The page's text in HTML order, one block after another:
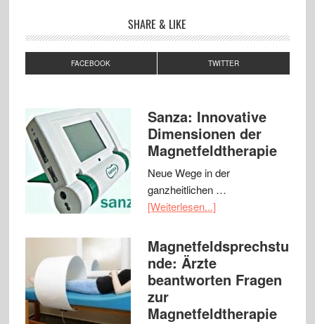
SHARE & LIKE
FACEBOOK TWITTER
Sanza: Innovative
Dimensionen der
Magnetfeldtherapie
Neue Wege in der
ganzheitlichen …
[Weiterlesen...]
Magnetfeldsprechstu
nde: Ärzte
beantworten Fragen
zur
Magnetfeldtherapie